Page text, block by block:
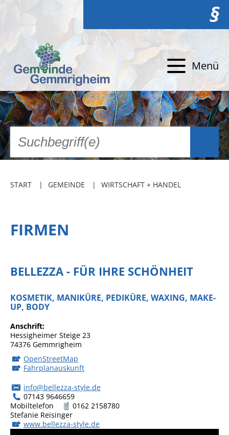
§
Menü
START GEMEINDE WIRTSCHAFT + HANDEL
FIRMEN
BELLEZZA - FÜR IHRE SCHÖNHEIT
KOSMETIK, MANIKÜRE, PEDIKÜRE, WAXING, MAKE-
UP, BODY
Anschrift
Hessigheimer Steige 23
74376 Gemmrigheim
OpenStreetMap
Fahrplanauskunft
info@bellezza-style.de
07143 9646659
Mobiltelefon
0162 2158780
Stefanie Reisinger
www.bellezza-style.de